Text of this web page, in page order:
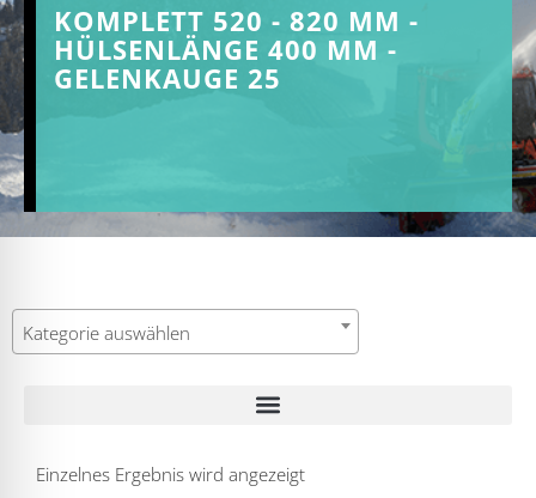
KOMPLETT 520 - 820 MM -
HÜLSENLÄNGE 400 MM -
GELENKAUGE 25
Kategorie auswählen
Einzelnes Ergebnis wird angezeigt